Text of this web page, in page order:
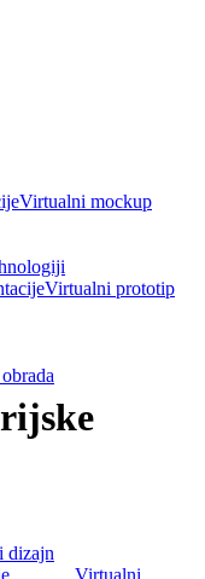
Virtualni mockup
Virtualni prototip
dizajn
Virtualni